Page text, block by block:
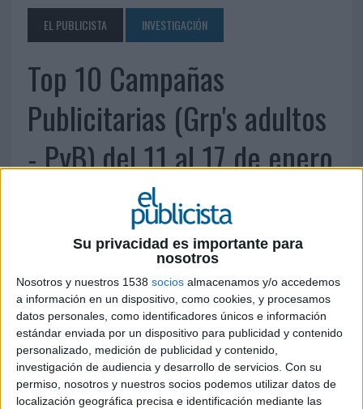
Su privacidad es importante para
nosotros
Nosotros y nuestros 1538 socios almacenamos y/o accedemos
a información en un dispositivo, como cookies, y procesamos
datos personales, como identificadores únicos e información
estándar enviada por un dispositivo para publicidad y contenido
personalizado, medición de publicidad y contenido,
investigación de audiencia y desarrollo de servicios. Con su
permiso, nosotros y nuestros socios podemos utilizar datos de
localización geográfica precisa e identificación mediante las
EL PUBLICISTA INVESTIGACIÓN
Top 10 Campañas
Publicitarias (Grp's adultos
- PyB) del 11 al 17 de enero
19 DE ENERO DE 2016
Fuente Mediadiamond